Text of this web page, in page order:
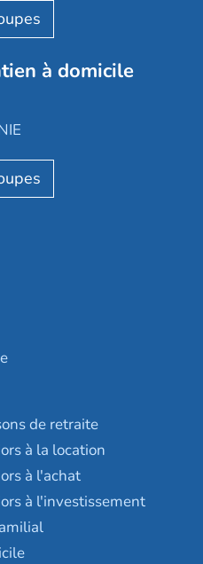
Villa Médicis
à domicile
de retraite
à la location
à l'achat
à l'investissement